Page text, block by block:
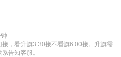
接，看升旗3:30接不看旗6:00接。升旗需
告知客服。